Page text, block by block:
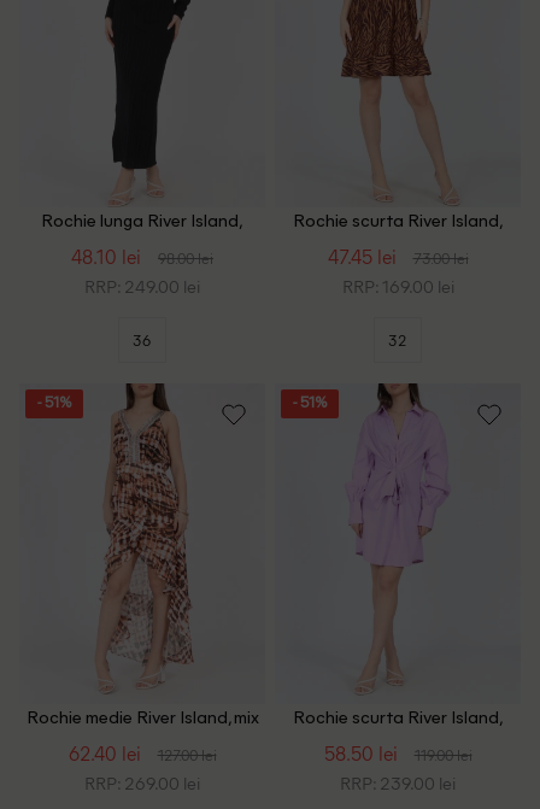
Rochie lunga River Island,
48.10 lei 98.00 lei
RRP: 249.00 lei
36
Rochie scurta River Island,
47.45 lei 73.00 lei
RRP: 169.00 lei
32
- 51%
Rochie medie River Island, mix
62.40 lei 127.00 lei
RRP: 269.00 lei
- 51%
Rochie scurta River Island,
58.50 lei 119.00 lei
RRP: 239.00 lei